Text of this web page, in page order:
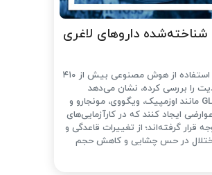
شناخته‌شده داروهای لاغری
مطالعه‌ای تازه که با استفاده از هوش مصنوعی بیش از ۴۱۰
را بررسی کرده، نشان می‌دهد
داروهای خانواده GLP-1 مانند اوزمپیک، ویگووی، مونجارو و
ایجاد کنند که در کارآزمایی‌های
قرار گرفته‌اند؛ از تغییرات قاعدگی و
در حس چشایی و کاهش حجم